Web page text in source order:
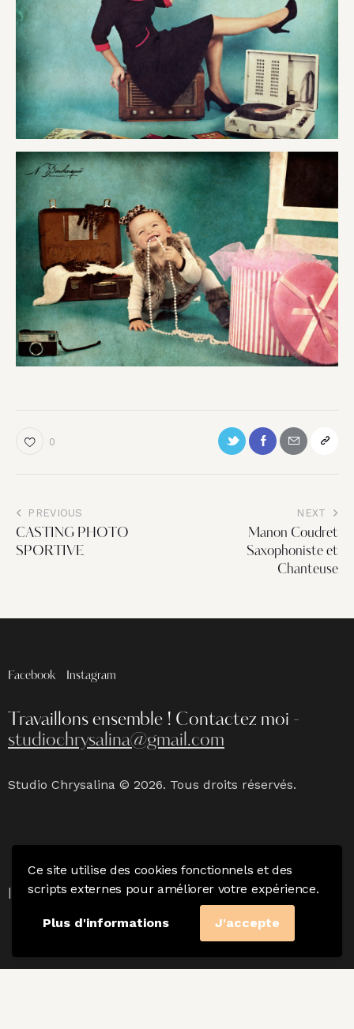
Ce site utilise des cookies fonctionnels et des
scripts externes pour améliorer votre expérience.
Plus d'informations J'accepte
0
PREVIOUS
CASTING PHOTO
SPORTIVE
NEXT
Manon Coudret
Saxophoniste et
Chanteuse
Facebook Instagram
Travaillons ensemble ! Contactez moi -
studiochrysalina@gmail.com
Studio Chrysalina © 2026. Tous droits réservés.
Mention Légales|Politique de confidentialité & CGV
|
Charte du photographe